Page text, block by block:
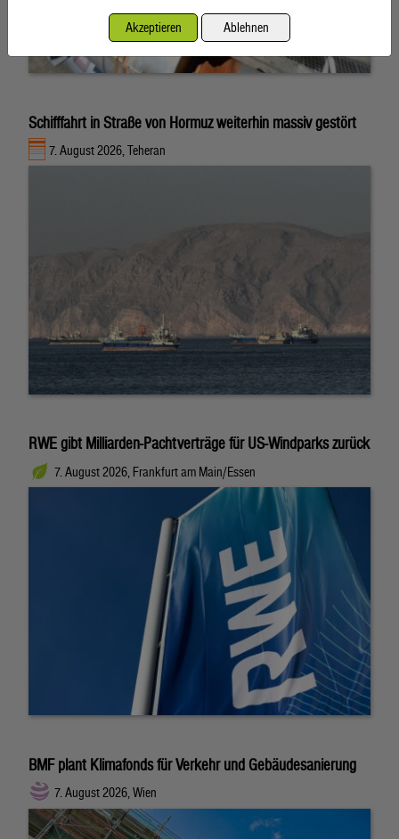
Schifffahrt in Straße von Hormuz weiterhin massiv gestört
7. August 2026, Teheran
RWE gibt Milliarden-Pachtverträge für US-Windparks zurück
7. August 2026, Frankfurt am Main/Essen
BMF plant Klimafonds für Verkehr und Gebäudesanierung
7. August 2026, Wien
Akzeptieren Ablehnen